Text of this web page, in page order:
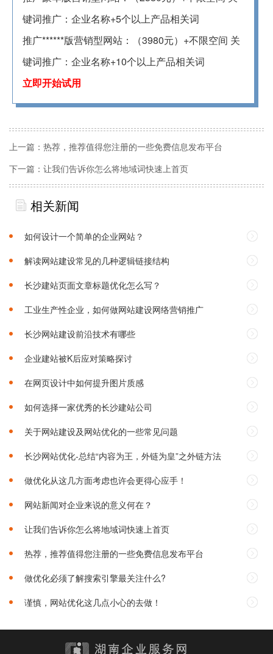
键词推广：企业名称+5个以上产品相关词
推广******版营销型网站：（3980元）+不限空间 关
键词推广：企业名称+10个以上产品相关词
立即开始试用
上一篇： 热荐，推荐值得您注册的一些免费信息发布平台
下一篇： 让我们告诉你怎么将地域词快速上首页
相关新闻
如何设计一个简单的企业网站？
解读网站建设常见的几种逻辑链接结构
长沙建站页面文章标题优化怎么写？
工业生产性企业，如何做网站建设网络营销推广
长沙网站建设前沿技术有哪些
企业建站被K后应对策略探讨
在网页设计中如何提升图片质感
如何选择一家优秀的长沙建站公司‌
关于网站建设及网站优化的一些常见问题
长沙网站优化-总结“内容为王，外链为皇”之外链方法
做优化从这几方面考虑也许会更得心应手！
网站新闻对企业来说的意义何在？
让我们告诉你怎么将地域词快速上首页
热荐，推荐值得您注册的一些免费信息发布平台
做优化必须了解搜索引擎最关注什么?
谨慎，网站优化这几点小心的去做！